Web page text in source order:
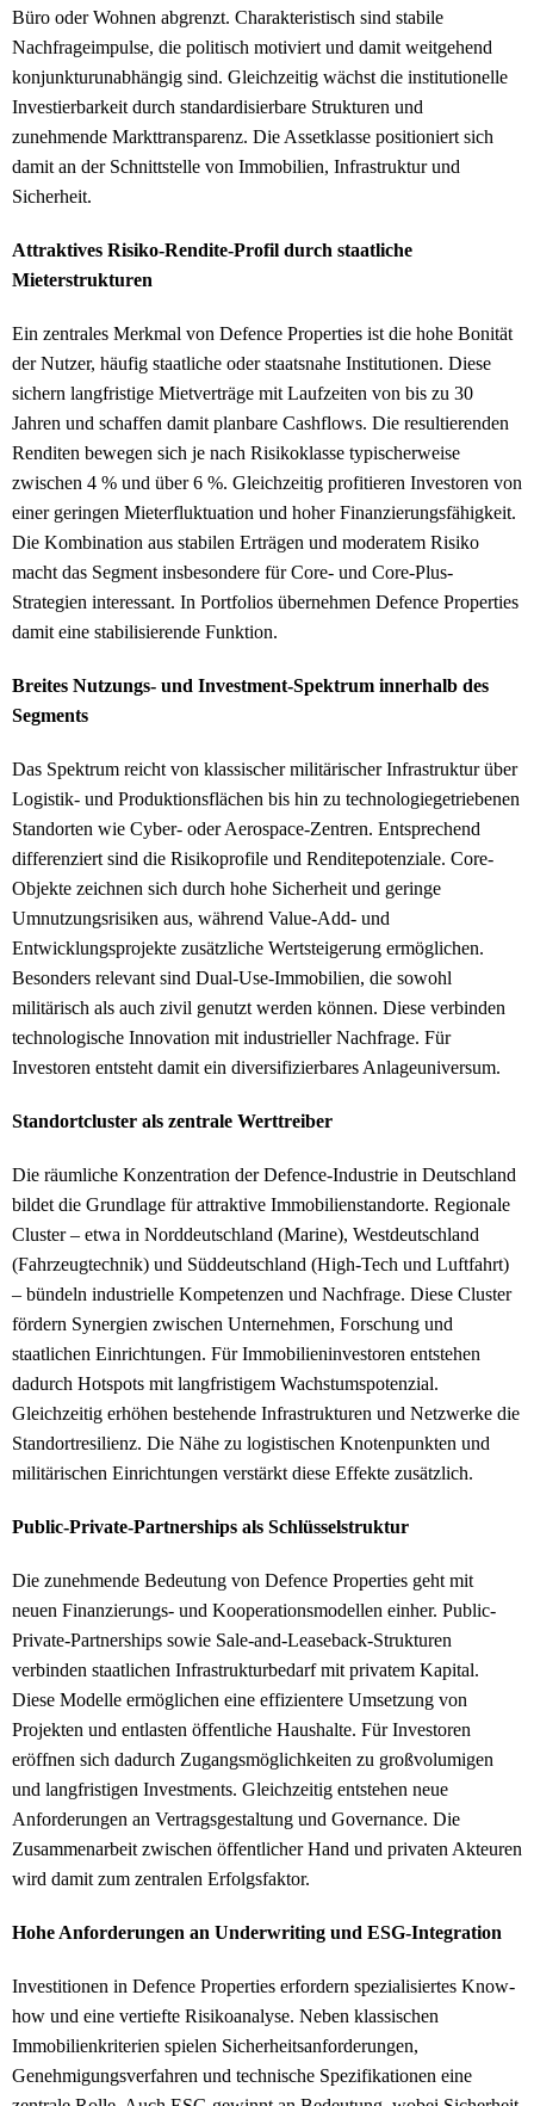
Büro oder Wohnen abgrenzt. Charakteristisch sind stabile
Nachfrageimpulse, die politisch motiviert und damit weitgehend
konjunkturunabhängig sind. Gleichzeitig wächst die institutionelle
Investierbarkeit durch standardisierbare Strukturen und
zunehmende Markttransparenz. Die Assetklasse positioniert sich
damit an der Schnittstelle von Immobilien, Infrastruktur und
Sicherheit.
Attraktives Risiko-Rendite-Profil durch staatliche
Mieterstrukturen
Ein zentrales Merkmal von Defence Properties ist die hohe Bonität
der Nutzer, häufig staatliche oder staatsnahe Institutionen. Diese
sichern langfristige Mietverträge mit Laufzeiten von bis zu 30
Jahren und schaffen damit planbare Cashflows. Die resultierenden
Renditen bewegen sich je nach Risikoklasse typischerweise
zwischen 4 % und über 6 %. Gleichzeitig profitieren Investoren von
einer geringen Mieterfluktuation und hoher Finanzierungsfähigkeit.
Die Kombination aus stabilen Erträgen und moderatem Risiko
macht das Segment insbesondere für Core- und Core-Plus-
Strategien interessant. In Portfolios übernehmen Defence Properties
damit eine stabilisierende Funktion.
Breites Nutzungs- und Investment-Spektrum innerhalb des
Segments
Das Spektrum reicht von klassischer militärischer Infrastruktur über
Logistik- und Produktionsflächen bis hin zu technologiegetriebenen
Standorten wie Cyber- oder Aerospace-Zentren. Entsprechend
differenziert sind die Risikoprofile und Renditepotenziale. Core-
Objekte zeichnen sich durch hohe Sicherheit und geringe
Umnutzungsrisiken aus, während Value-Add- und
Entwicklungsprojekte zusätzliche Wertsteigerung ermöglichen.
Besonders relevant sind Dual-Use-Immobilien, die sowohl
militärisch als auch zivil genutzt werden können. Diese verbinden
technologische Innovation mit industrieller Nachfrage. Für
Investoren entsteht damit ein diversifizierbares Anlageuniversum.
Standortcluster als zentrale Werttreiber
Die räumliche Konzentration der Defence-Industrie in Deutschland
bildet die Grundlage für attraktive Immobilienstandorte. Regionale
Cluster – etwa in Norddeutschland (Marine), Westdeutschland
(Fahrzeugtechnik) und Süddeutschland (High-Tech und Luftfahrt)
– bündeln industrielle Kompetenzen und Nachfrage. Diese Cluster
fördern Synergien zwischen Unternehmen, Forschung und
staatlichen Einrichtungen. Für Immobilieninvestoren entstehen
dadurch Hotspots mit langfristigem Wachstumspotenzial.
Gleichzeitig erhöhen bestehende Infrastrukturen und Netzwerke die
Standortresilienz. Die Nähe zu logistischen Knotenpunkten und
militärischen Einrichtungen verstärkt diese Effekte zusätzlich.
Public-Private-Partnerships als Schlüsselstruktur
Die zunehmende Bedeutung von Defence Properties geht mit
neuen Finanzierungs- und Kooperationsmodellen einher. Public-
Private-Partnerships sowie Sale-and-Leaseback-Strukturen
verbinden staatlichen Infrastrukturbedarf mit privatem Kapital.
Diese Modelle ermöglichen eine effizientere Umsetzung von
Projekten und entlasten öffentliche Haushalte. Für Investoren
eröffnen sich dadurch Zugangsmöglichkeiten zu großvolumigen
und langfristigen Investments. Gleichzeitig entstehen neue
Anforderungen an Vertragsgestaltung und Governance. Die
Zusammenarbeit zwischen öffentlicher Hand und privaten Akteuren
wird damit zum zentralen Erfolgsfaktor.
Hohe Anforderungen an Underwriting und ESG-Integration
Investitionen in Defence Properties erfordern spezialisiertes Know-
how und eine vertiefte Risikoanalyse. Neben klassischen
Immobilienkriterien spielen Sicherheitsanforderungen,
Genehmigungsverfahren und technische Spezifikationen eine